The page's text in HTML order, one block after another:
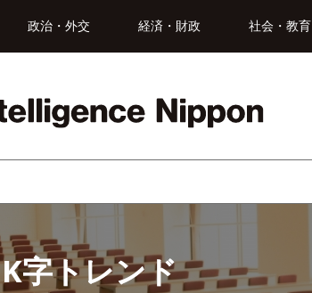
政治・外交 経済・財政 社会・教育
K字トレンド